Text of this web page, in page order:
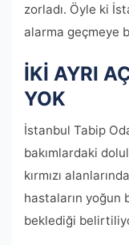
zorladı. Öyle ki
alarma geçmeye
İKİ AYRI
YOK
İstanbul Tabip
bakımlardaki
kırmızı
hastaların yoğun
beklediği